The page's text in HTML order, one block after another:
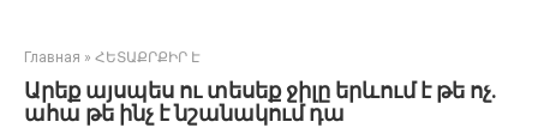
Главная » ՀԵՏԱՔՐՔԻՐ Է
Արեք այսպես ու տեսեք ջիլը երևում է թե ոչ.
ահա թե ինչ է նշանակում դա